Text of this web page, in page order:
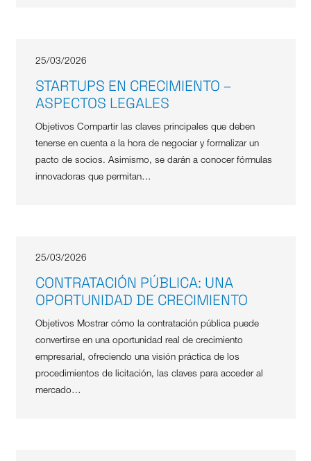
25/03/2026
STARTUPS EN CRECIMIENTO –
ASPECTOS LEGALES
Objetivos Compartir las claves principales que deben
tenerse en cuenta a la hora de negociar y formalizar un
pacto de socios. Asimismo, se darán a conocer fórmulas
innovadoras que permitan…
25/03/2026
CONTRATACIÓN PÚBLICA: UNA
OPORTUNIDAD DE CRECIMIENTO
Objetivos Mostrar cómo la contratación pública puede
convertirse en una oportunidad real de crecimiento
empresarial, ofreciendo una visión práctica de los
procedimientos de licitación, las claves para acceder al
mercado…